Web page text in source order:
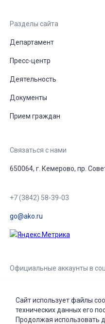
Сайт использует файлы
технических данных его
Продолжая использовать
Разделы сайта
Департамент
Пресс-центр
Деятельность
Документы
Прием граждан
Связаться с нами
650064, г. Кемерово, пр.
+7 (3842) 58-39-03
go@ako.ru
Официальные аккаунты в